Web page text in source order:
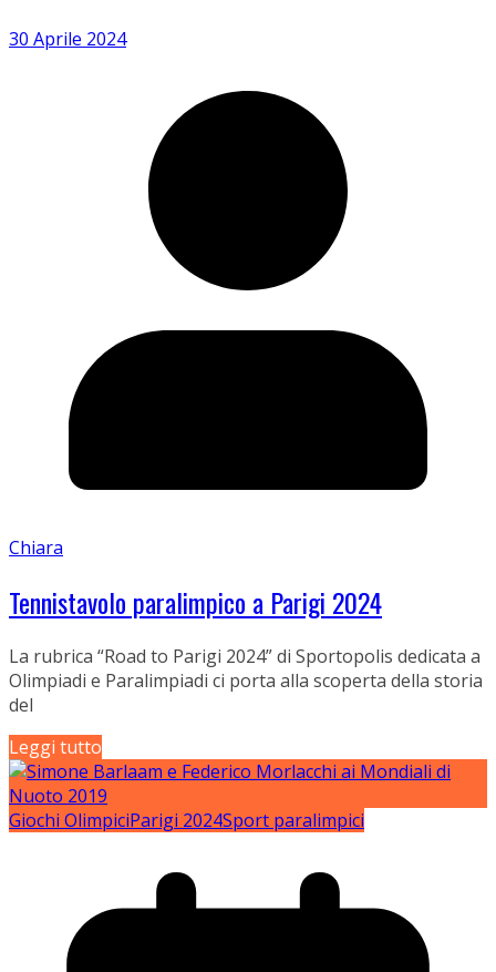
30 Aprile 2024
Chiara
Tennistavolo paralimpico a Parigi 2024
La rubrica “Road to Parigi 2024” di Sportopolis dedicata a
Olimpiadi e Paralimpiadi ci porta alla scoperta della storia
del
Leggi tutto
Giochi OlimpiciParigi 2024Sport paralimpici